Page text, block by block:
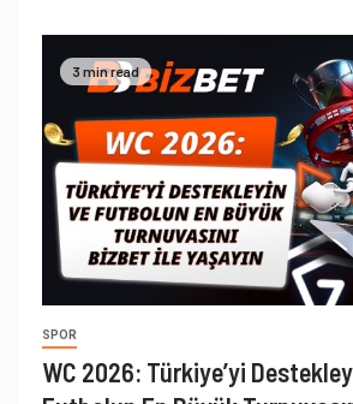
3 min read
SPOR
WC 2026: Türkiye’yi